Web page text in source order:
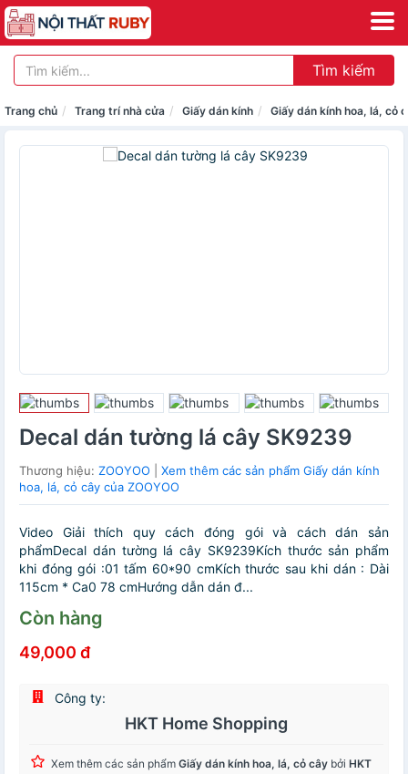
Tìm kiếm
Trang chủ Trang trí nhà cửa Giấy dán kính Giấy dán kính hoa, lá, cỏ
Decal dán tường lá cây SK9239
Thương hiệu: ZOOYOO
Xem thêm các sản phẩm Giấy dán kính
hoa, lá, cỏ cây của ZOOYOO
Video Giải thích quy cách đóng gói và cách dán sản
phẩmDecal dán tường lá cây SK9239Kích thước sản phẩm
khi đóng gói :01 tấm 60*90 cmKích thước sau khi dán : Dài
115cm * Ca0 78 cmHướng dẫn dán đ...
Còn hàng
49,000 đ
Công ty:
HKT Home Shopping
Xem thêm các sản phẩm Giấy dán kính hoa, lá, cỏ cây bởi HKT